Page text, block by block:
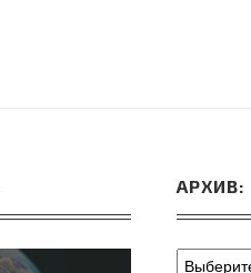
АРХИВ: